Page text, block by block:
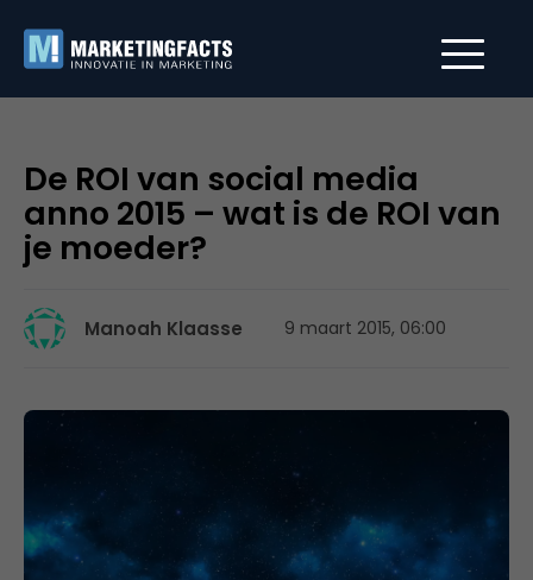
De ROI van social media
anno 2015 – wat is de ROI van
je moeder?
Manoah Klaasse 9 maart 2015, 06:00